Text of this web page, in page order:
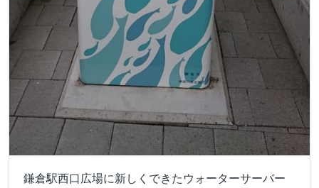
鎌倉駅西口広場に新しくできたウォーターサーバー